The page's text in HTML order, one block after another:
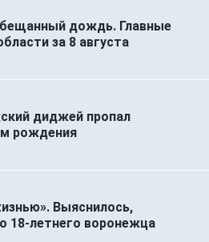
дождь. Главные
за 8 августа
диджей пропал
рождения
Выяснилось,
18-летнего воронежца